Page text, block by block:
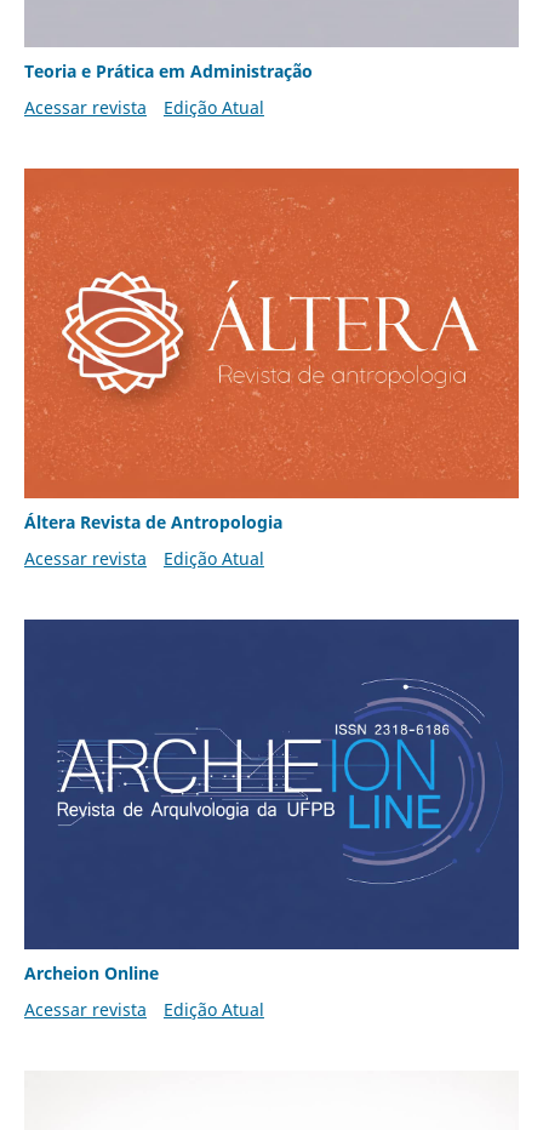
Teoria e Prática em Administração
Acessar revista
Edição Atual
Áltera Revista de Antropologia
Acessar revista
Edição Atual
Archeion Online
Acessar revista
Edição Atual